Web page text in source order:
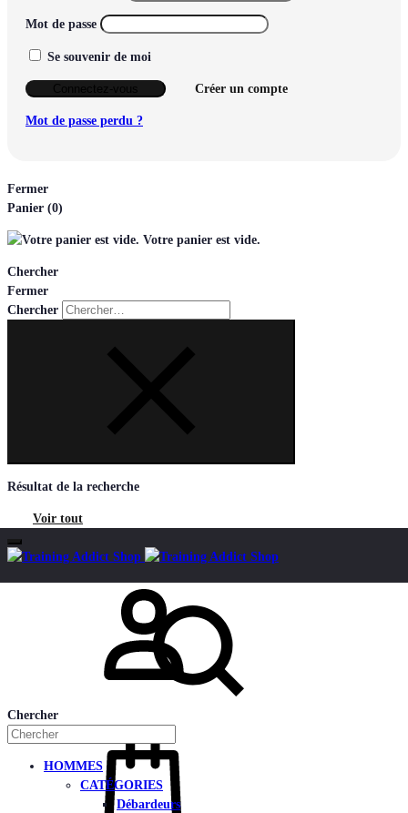
Mot de passe
Se souvenir de moi
Créer un compte
Mot de passe perdu ?
Fermer
Panier (0)
Votre panier est vide.
Chercher
Fermer
Chercher
Résultat de la recherche
Voir tout
Chercher
HOMMES
CATÉGORIES
Débardeurs